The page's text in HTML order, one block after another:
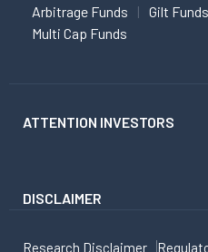
Arbitrage Funds
Gilt Funds
Multi Cap Funds
ATTENTION INVESTORS
DISCLAIMER
Research Disclaimer